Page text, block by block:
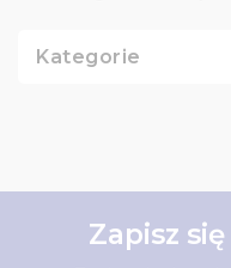
Kategorie
Zapisz